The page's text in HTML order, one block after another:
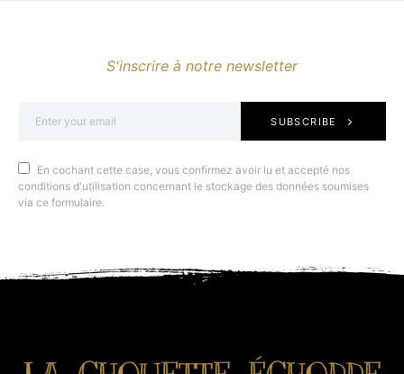
S'inscrire à notre newsletter
SUBSCRIBE
En cochant cette case, vous confirmez avoir lu et accepté nos
conditions d'utilisation concernant le stockage des données soumises
via ce formulaire.